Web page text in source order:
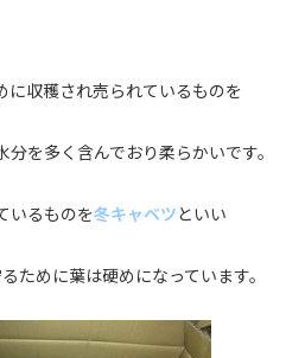
に収穫され売られているものを
分を多く含んでおり柔らかいです。
いるものを冬キャベツといい
ために葉は硬めになっています。